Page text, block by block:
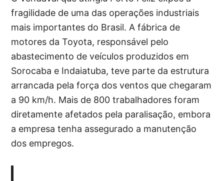
fragilidade de uma das operações industriais
mais importantes do Brasil. A fábrica de
motores da Toyota, responsável pelo
abastecimento de veículos produzidos em
Sorocaba e Indaiatuba, teve parte da estrutura
arrancada pela força dos ventos que chegaram
a 90 km/h. Mais de 800 trabalhadores foram
diretamente afetados pela paralisação, embora
a empresa tenha assegurado a manutenção
dos empregos.